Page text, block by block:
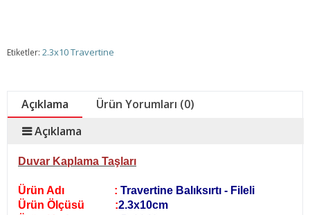
Etiketler: 2.3x10 Travertine
Açıklama
Ürün Yorumları (0)
Açıklama
Duvar Kaplama Taşları
Ürün Adı : Travertine Balıksırtı - Fileli
Ürün Ölçüsü :2.3x10cm